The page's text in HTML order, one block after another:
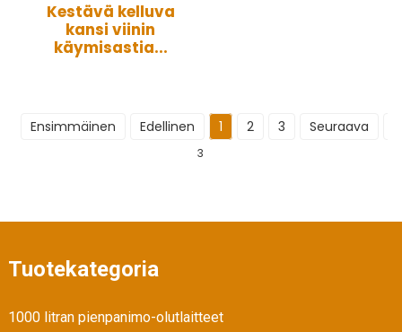
Kestävä kelluva
kansi viinin
käymisastia...
Ensimmäinen Edellinen 1 2 3 Seuraava
3
Tuotekategoria
1000 litran pienpanimo-olutlaitteet